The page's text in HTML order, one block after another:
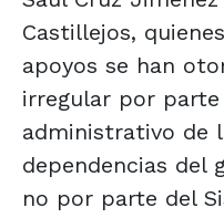
Castillejos,
apoyos se han
irregular por
administrativo de
dependencias del
no por parte del